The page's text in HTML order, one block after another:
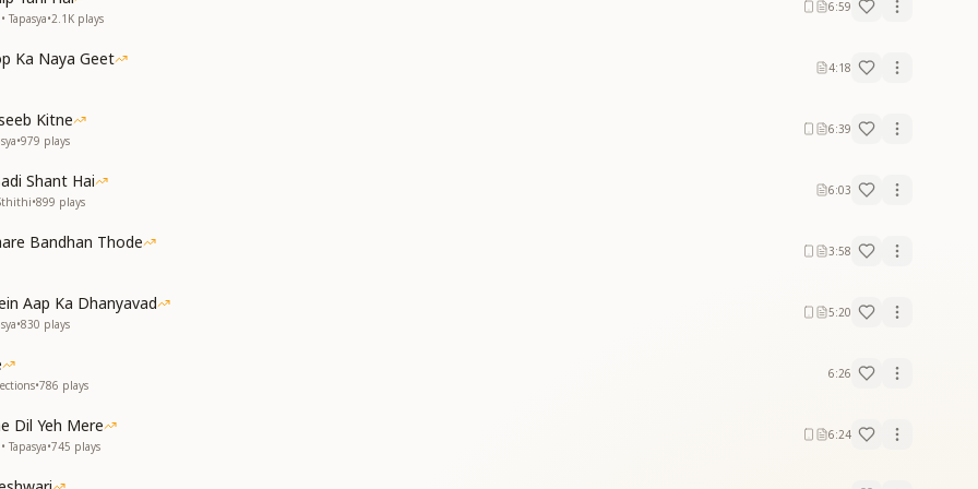
कुछ कुछ कहते है
कुछ कुछ कहते है
है
प्यार से
प्यार से
•2.1K plays
6:59
Ka Naya Geet 4:18
Kitne
•979 plays
6:39
Shant Hai
•899 plays
6:03
Bandhan Thode 3:58
Aap Ka Dhanyavad
•830 plays
5:20
•786 plays
6:26
Dil Yeh Mere
•745 plays
6:24